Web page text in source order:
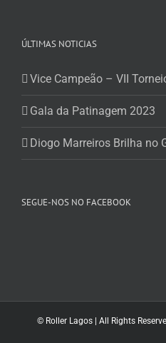
ÚLTIMAS NOTICIAS
Vice Campeão – VII
Gala da Patinagem 2023
Diogo Marreiros Brilha no
SEGUE-NOS NO FACEBOOK
© Roller Lagos | All Rights